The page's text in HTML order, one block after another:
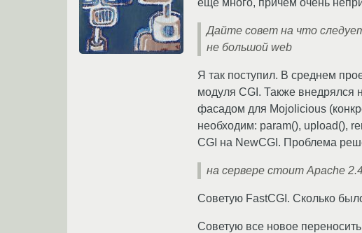
Дайте совет на что
не большой web
Я так поступил. В среднем
модуля CGI. Также
фасадом для Mojolicious
необходим: param(), upload(),
CGI на NewCGI. Проблема
на сервере стоит Apache
Советую FastCGI. Сколько
Советую все новое